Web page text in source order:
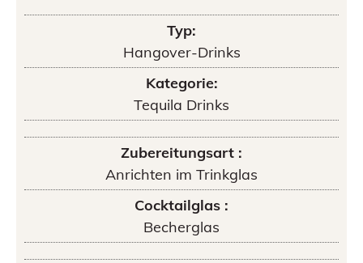
Typ:
Hangover-Drinks
Kategorie:
Tequila Drinks
Zubereitungsart :
Anrichten im Trinkglas
Cocktailglas :
Becherglas